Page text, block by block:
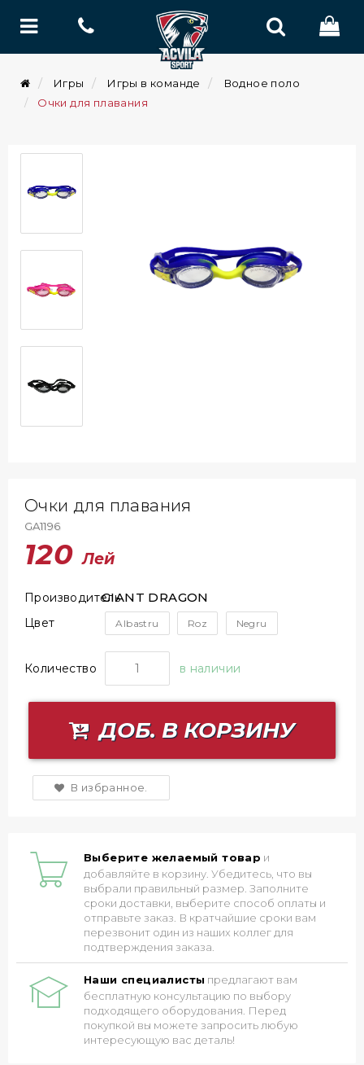
Игры Игры в команде
Водное поло
Очки для плавания
Очки для плавания
GA1196
120Лей
ПроизводительGIANT DRAGON
Цвет Albastru Roz Negru
Количество в наличии
ДОБ. В КОРЗИНУ
В избранное.
Выберите желаемый товар и
добавляйте в корзину. Убедитесь, что вы
выбрали правильный размер. Заполните
сроки доставки, выберите способ оплаты и
отправьте заказ. В кратчайшие сроки вам
перезвонит один из наших коллег для
подтверждения заказа.
Наши специалисты предлагают вам
бесплатную консультацию по выбору
подходящего оборудования. Перед
покупкой вы можете запросить любую
интересующую вас деталь!